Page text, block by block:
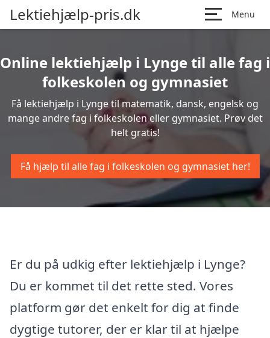
Lektiehjælp-pris.dk Menu
Online lektiehjælp i Lynge til alle fag i
folkeskolen og gymnasiet
Få lektiehjælp i Lynge til matematik, dansk, engelsk og
mange andre fag i folkeskolen eller gymnasiet. Prøv det
helt gratis!
Få hjælp til alle fag i folkeskolen og gymnasiet her!
Er du på udkig efter lektiehjælp i Lynge?
Du er kommet til det rette sted. Vores
platform gør det enkelt for dig at finde
dygtige tutorer, der er klar til at hjælpe